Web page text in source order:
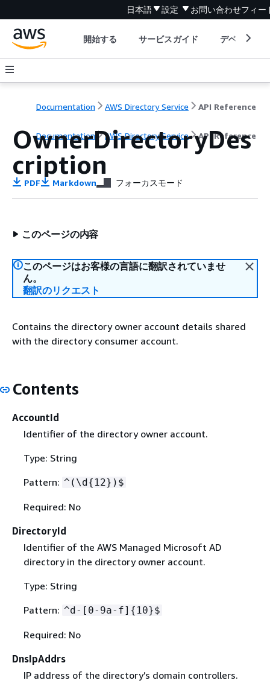
日本語 設定 お問い合わせフィー
開始する サービスガイド デベロッパ
Documentation AWS Directory Service API Reference
Documentation AWS Directory Service API Reference
OwnerDirectoryDes
cription
PDF Markdown フォーカスモード
このページの内容
このページはお客様の言語に翻訳されていませ
ん。
翻訳のリクエスト
Contains the directory owner account details shared
with the directory consumer account.
Contents
AccountId
Identifier of the directory owner account.
Type: String
Pattern: ^(\d{ 12})$
Required: No
DirectoryId
Identifier of the AWS Managed Microsoft AD
directory in the directory owner account.
Type: String
Pattern: ^d-[0-9a-f] { 10}$
Required: No
DnsIpAddrs
IP address of the directory’s domain controllers.